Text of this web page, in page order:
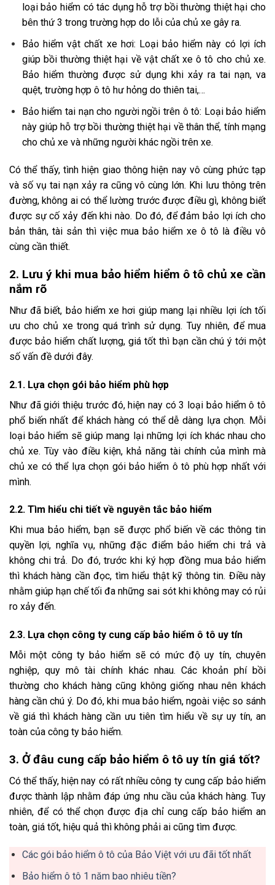
loại bảo hiểm có tác dụng hỗ trợ bồi thường thiệt hại cho
bên thứ 3 trong trường hợp do lỗi của chủ xe gây ra.
Bảo hiểm vật chất xe hơi: Loại bảo hiểm này có lợi ích
giúp bồi thường thiệt hại về vật chất xe ô tô cho chủ xe.
Bảo hiểm thường được sử dụng khi xảy ra tai nạn, va
quệt, trường hợp ô tô hư hỏng do thiên tai,…
Bảo hiểm tai nạn cho người ngồi trên ô tô: Loại bảo hiểm
này giúp hỗ trợ bồi thường thiệt hại về thân thể, tính mạng
cho chủ xe và những người khác ngồi trên xe.
Có thể thấy, tình hiện giao thông hiện nay vô cùng phức tạp
và số vụ tai nạn xảy ra cũng vô cùng lớn. Khi lưu thông trên
đường, không ai có thể lường trước được điều gì, không biết
được sự cố xảy đến khi nào. Do đó, để đảm bảo lợi ích cho
bản thân, tài sản thì việc mua bảo hiểm xe ô tô là điều vô
cùng cần thiết.
2. Lưu ý khi mua bảo hiểm hiểm ô tô chủ xe cần
nắm rõ
Như đã biết, bảo hiểm xe hơi giúp mang lại nhiều lợi ích tối
ưu cho chủ xe trong quá trình sử dụng. Tuy nhiên, để mua
được bảo hiểm chất lượng, giá tốt thì bạn cần chú ý tới một
số vấn đề dưới đây.
2.1. Lựa chọn gói bảo hiểm phù hợp
Như đã giới thiệu trước đó, hiện nay có 3 loại bảo hiểm ô tô
phổ biến nhất để khách hàng có thể dễ dàng lựa chọn. Mỗi
loại bảo hiểm sẽ giúp mang lại những lợi ích khác nhau cho
chủ xe. Tùy vào điều kiện, khả năng tài chính của mình mà
chủ xe có thể lựa chọn gói bảo hiểm ô tô phù hợp nhất với
mình.
2.2. Tìm hiểu chi tiết về nguyên tắc bảo hiểm
Khi mua bảo hiểm, bạn sẽ được phổ biến về các thông tin
quyền lợi, nghĩa vụ, những đặc điểm bảo hiểm chi trả và
không chi trả. Do đó, trước khi ký hợp đồng mua bảo hiểm
thì khách hàng cần đọc, tìm hiểu thật kỹ thông tin. Điều này
nhằm giúp hạn chế tối đa những sai sót khi không may có rủi
ro xảy đến.
2.3. Lựa chọn công ty cung cấp bảo hiểm ô tô uy tín
Mỗi một công ty bảo hiểm sẽ có mức độ uy tín, chuyên
nghiệp, quy mô tài chính khác nhau. Các khoản phí bồi
thường cho khách hàng cũng không giống nhau nên khách
hàng cần chú ý. Do đó, khi mua bảo hiểm, ngoài việc so sánh
về giá thì khách hàng cần ưu tiên tìm hiểu về sự uy tín, an
toàn của công ty bảo hiểm.
3. Ở đâu cung cấp bảo hiểm ô tô uy tín giá tốt?
Có thể thấy, hiện nay có rất nhiều công ty cung cấp bảo hiểm
được thành lập nhằm đáp ứng nhu cầu của khách hàng. Tuy
nhiên, để có thể chọn được địa chỉ cung cấp bảo hiểm an
toàn, giá tốt, hiệu quả thì không phải ai cũng tìm được.
Các gói bảo hiểm ô tô của Bảo Việt với ưu đãi tốt nhất
Bảo hiểm ô tô 1 năm bao nhiêu tiền?